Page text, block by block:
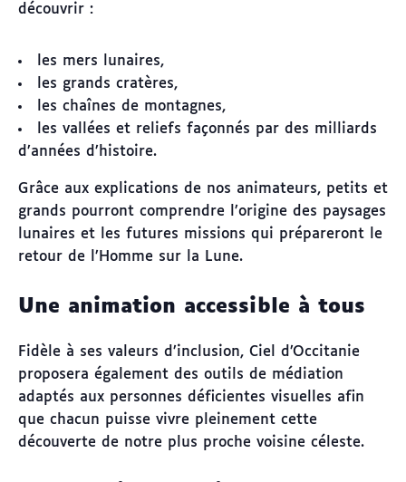
découvrir :
les mers lunaires,
les grands cratères,
les chaînes de montagnes,
les vallées et reliefs façonnés par des milliards
d’années d’histoire.
Grâce aux explications de nos animateurs, petits et
grands pourront comprendre l’origine des paysages
lunaires et les futures missions qui prépareront le
retour de l’Homme sur la Lune.
Une animation accessible à tous
Fidèle à ses valeurs d’inclusion, Ciel d’Occitanie
proposera également des outils de médiation
adaptés aux personnes déficientes visuelles afin
que chacun puisse vivre pleinement cette
découverte de notre plus proche voisine céleste.